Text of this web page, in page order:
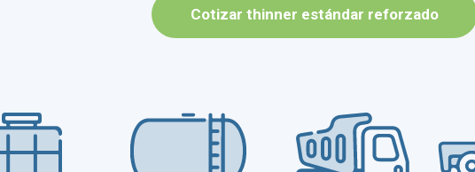
Cotizar thinner estándar reforzado